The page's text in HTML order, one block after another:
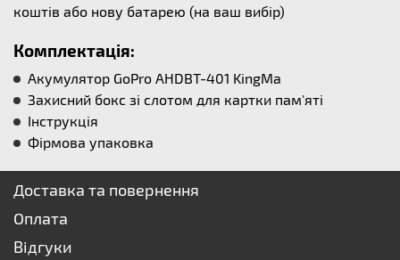
коштів або нову батарею (на ваш вибір)
Комплектація:
Акумулятор GoPro AHDBT-401 KingMa
Захисний бокс зі слотом для картки пам'яті
Інструкція
Фірмова упаковка
Доставка та повернення
Оплата
Відгуки